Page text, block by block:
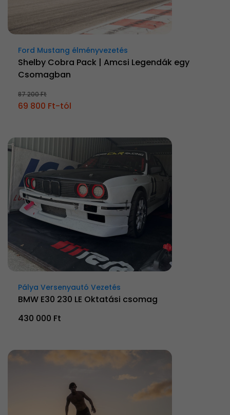
Ford Mustang élményvezetés
Shelby Cobra Pack | Amcsi Legendák egy
Csomagban
87 200 Ft
69 800 Ft-tól
Pálya Versenyautó Vezetés
BMW E30 230 LE Oktatási csomag
430 000 Ft